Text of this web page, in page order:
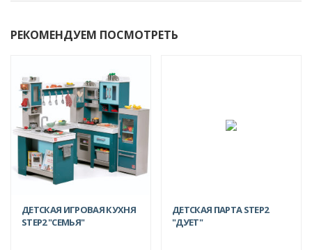
РЕКОМЕНДУЕМ ПОСМОТРЕТЬ
ДЕТСКАЯ ИГРОВАЯ КУХНЯ
STEP2 "СЕМЬЯ"
ДЕТСКАЯ ПАРТА STEP2
"ДУЕТ"